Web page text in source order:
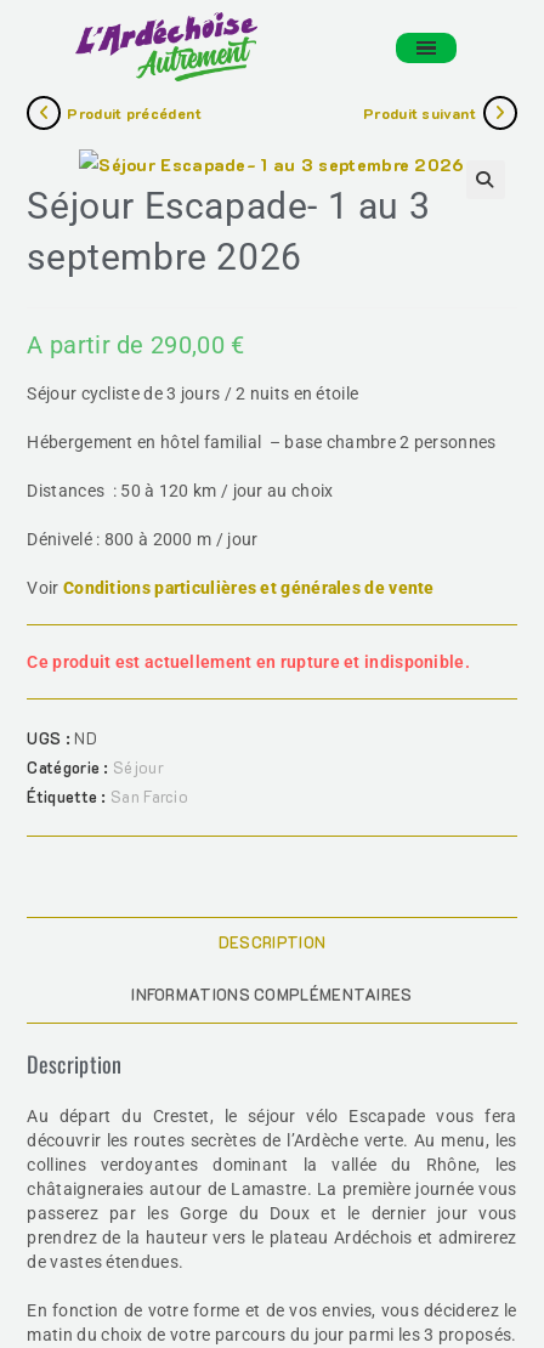
Panneau de gestion des cookies
Produit précédent Produit suivant
Séjour Escapade- 1 au 3
septembre 2026
A partir de 290,00 €
Séjour cycliste de 3 jours / 2 nuits en étoile
Hébergement en hôtel familial – base chambre 2 personnes
Distances : 50 à 120 km / jour au choix
Dénivelé : 800 à 2000 m / jour
Voir Conditions particulières et générales de vente
Ce produit est actuellement en rupture et indisponible.
UGS : ND
Catégorie : Séjour
Étiquette : San Farcio
DESCRIPTION
INFORMATIONS COMPLÉMENTAIRES
Description
Au départ du Crestet, le séjour vélo Escapade vous fera
découvrir les routes secrètes de l’Ardèche verte. Au menu, les
collines verdoyantes dominant la vallée du Rhône, les
châtaigneraies autour de Lamastre. La première journée vous
passerez par les Gorge du Doux et le dernier jour vous
prendrez de la hauteur vers le plateau Ardéchois et admirerez
de vastes étendues.
En fonction de votre forme et de vos envies, vous déciderez le
matin du choix de votre parcours du jour parmi les 3 proposés.